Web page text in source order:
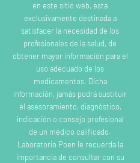
en este sitio web, esta
exclusivamente destinada a
satisfacer la necesidad de los
profesionales de la salud, de
obtener mayor información para el
uso adecuado de los
medicamentos. Dicha
información, jamás podrá sustituir
el asesoramiento, diagnóstico,
indicación o consejo profesional
de un médico calificado.
Laboratorio Poen le recuerda la
importancia de consultar con su